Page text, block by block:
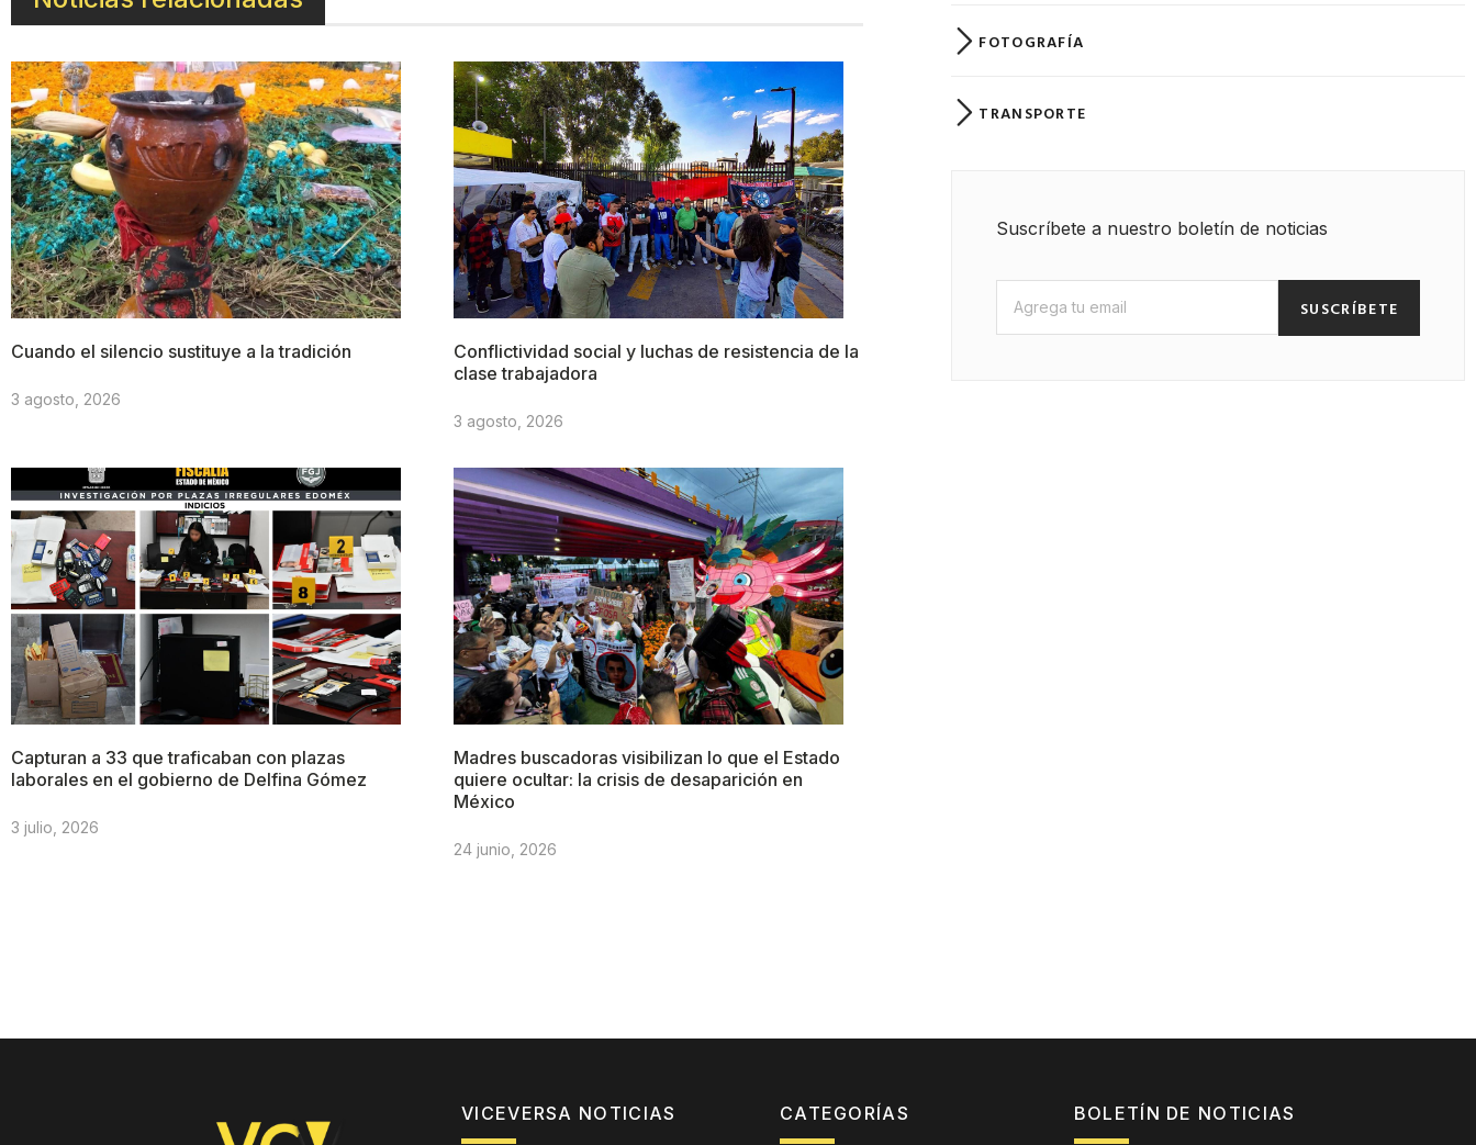
Cuando el silencio sustituye a la tradición
3 agosto, 2026
Conflictividad social y luchas de resistencia de la
clase trabajadora
3 agosto, 2026
Capturan a 33 que traficaban con plazas
laborales en el gobierno de Delfina Gómez
3 julio, 2026
Madres buscadoras visibilizan lo que el Estado
quiere ocultar: la crisis de desaparición en
México
24 junio, 2026
FOTOGRAFÍA
TRANSPORTE
Suscríbete a nuestro boletín de noticias
SUSCRÍBETE
VICEVERSA NOTICIAS CATEGORÍAS BOLETÍN DE NOTICIAS